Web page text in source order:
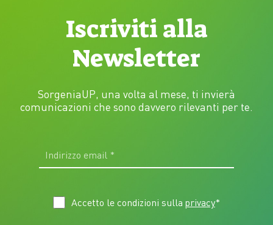
Iscriviti alla
Newsletter
SorgeniaUP, una volta al mese, ti invierà
comunicazioni che sono davvero rilevanti per te.
Accetto le condizioni sulla privacy*